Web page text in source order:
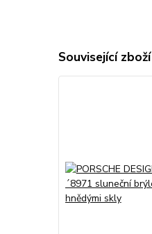
Související zboží